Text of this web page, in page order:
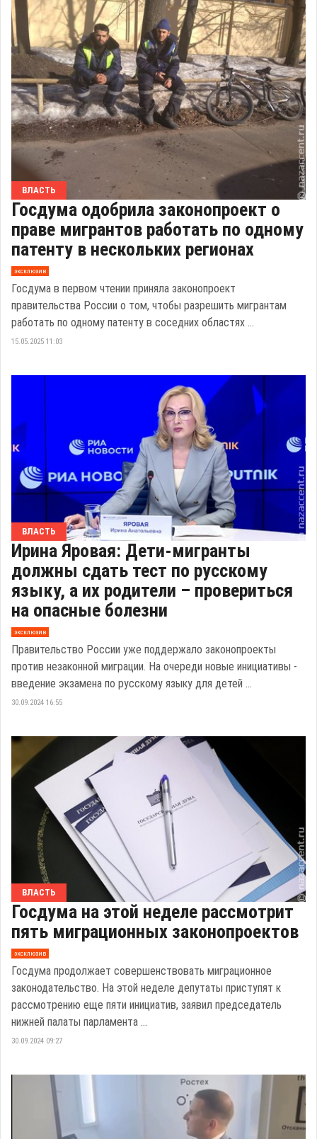
ВЛАСТЬ
Госдума одобрила законопроект о
праве мигрантов работать по одному
патенту в нескольких регионах
эксклюзив
Госдума в первом чтении приняла законопроект
правительства России о том, чтобы разрешить мигрантам
работать по одному патенту в соседних областях ...
15.05.2025 11:03
ВЛАСТЬ
Ирина Яровая: Дети-мигранты
должны сдать тест по русскому
языку, а их родители – провериться
на опасные болезни
эксклюзив
Правительство России уже поддержало законопроекты
против незаконной миграции. На очереди новые инициативы -
введение экзамена по русскому языку для детей ...
30.09.2024 16:55
ВЛАСТЬ
Госдума на этой неделе рассмотрит
пять миграционных законопроектов
эксклюзив
Госдума продолжает совершенствовать миграционное
законодательство. На этой неделе депутаты приступят к
рассмотрению еще пяти инициатив, заявил председатель
нижней палаты парламента ...
30.09.2024 09:27